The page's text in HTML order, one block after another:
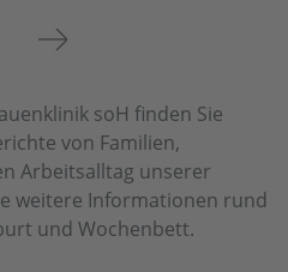
Next
soH finden Sie
von Familien,
Arbeitsalltag unserer
weitere Informationen rund
und Wochenbett.